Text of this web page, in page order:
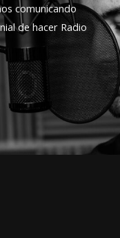
comunicando
de hacer Radio